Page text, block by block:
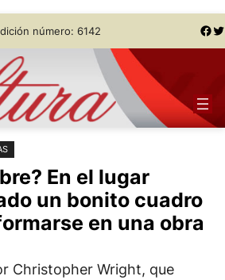
número: 6142 Facebook Twitter
En el lugar
un bonito cuadro
en una obra
Christopher Wright, que